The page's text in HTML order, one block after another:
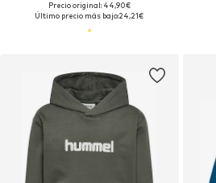
Precio original: 44,90€
Último precio más bajo:24,21€